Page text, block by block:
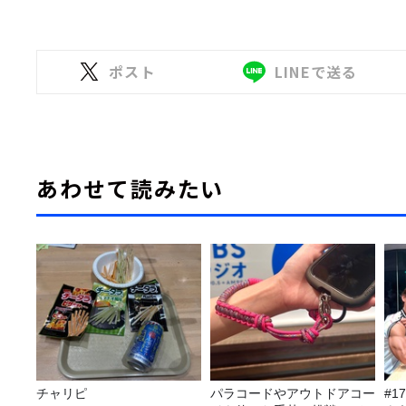
ポスト LINEで送る
あわせて読みたい
チャリピ
パラコードやアウトドアコー